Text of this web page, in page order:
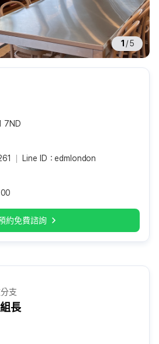
1 /5
7ND
Line ID：edmlondon
約免費諮詢
長
支